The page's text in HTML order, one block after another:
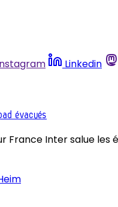
Linkedin
évacués
France Inter salue